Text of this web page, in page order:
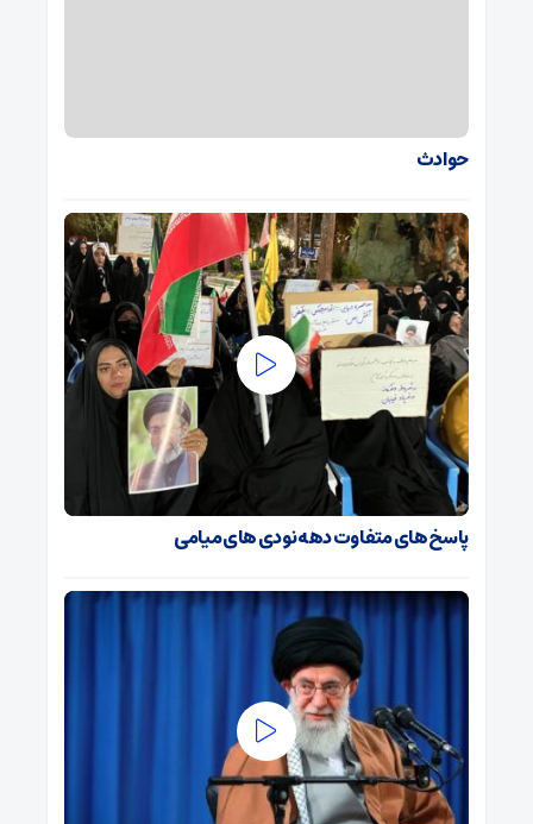
حوادث
پاسخ های متفاوت دهه نودی های میامی